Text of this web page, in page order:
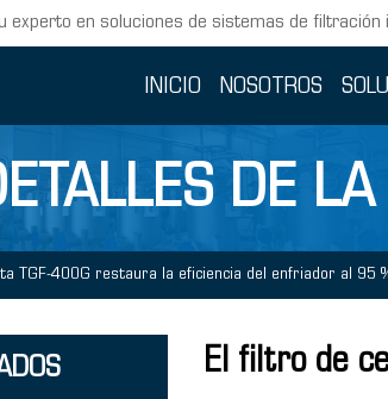
experto en soluciones de sistemas de filtración
INICIO NOSOTROS
DE
TGF-400G restaura la eficiencia del enfriador al 95
El filtro de